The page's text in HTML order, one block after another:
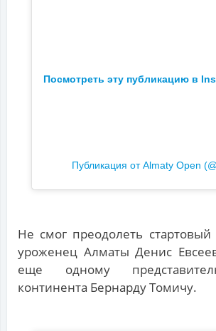
Посмотреть эту публикацию в
Публикация от Almaty Open
Не смог преодолеть стартовый
уроженец Алматы Денис
еще одному
континента Бернарду Томичу.